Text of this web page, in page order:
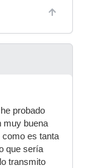
probado
muy buena
como es tanta
que sería
transmito